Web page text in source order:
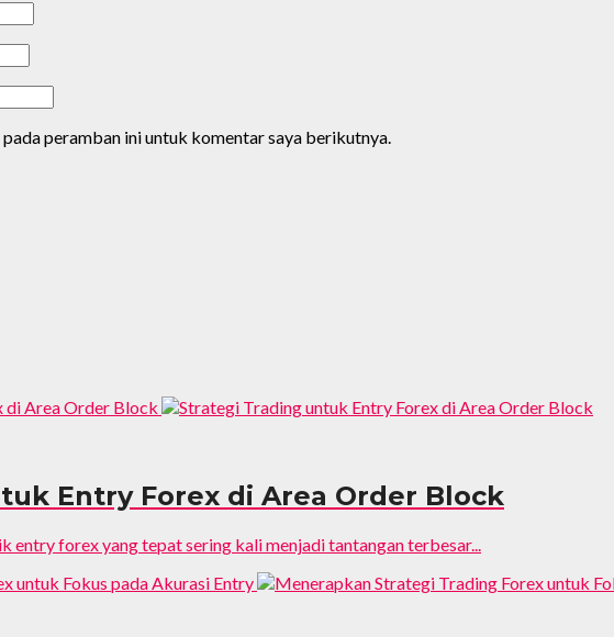
pada peramban ini untuk komentar saya berikutnya.
Entry Forex di Area Order Block
entry forex yang tepat sering kali menjadi tantangan terbesar...